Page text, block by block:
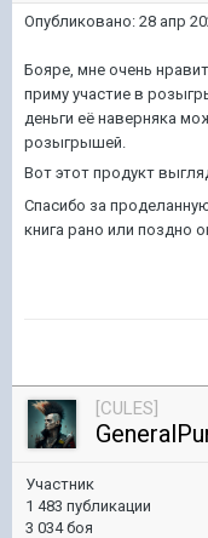
Опубликовано: 28 апр
Бояре, мне очень
приму участие в
деньги её наверняка
розыгрышей.
Вот этот продукт
Спасибо за
книга рано или поздно
[CULES]
Участник
1 483 публикации
3 034 боя